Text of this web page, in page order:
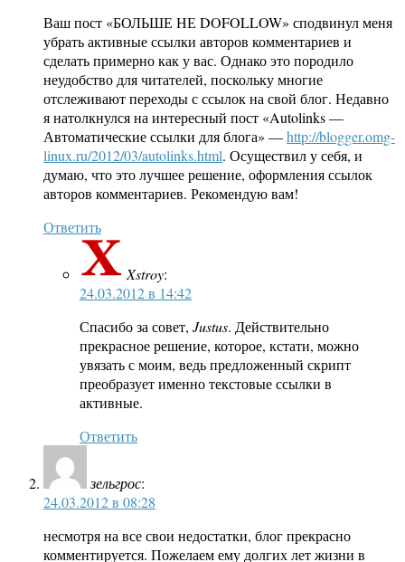
Ваш пост «БОЛЬШЕ НЕ DOFOLLOW» сподвинул меня
убрать активные ссылки авторов комментариев и
сделать примерно как у вас. Однако это породило
неудобство для читателей, поскольку многие
отслеживают переходы с ссылок на свой блог. Недавно
я натолкнулся на интересный пост «Autolinks —
Автоматические ссылки для блога» —http://blogger.omg-
linux.ru/2012/03/autolinks.html. Осуществил у себя, и
думаю, что это лучшее решение, оформления ссылок
авторов комментариев. Рекомендую вам!
Ответить
Xstroy:
24.03.2012 в 14:42
Спасибо за совет, Justus. Действительно
прекрасное решение, которое, кстати, можно
увязать с моим, ведь предложенный скрипт
преобразует именно текстовые ссылки в
активные.
Ответить
зельгрос:
24.03.2012 в 08:28
несмотря на все свои недостатки, блог прекрасно
комментируется. Пожелаем ему долгих лет жизни в